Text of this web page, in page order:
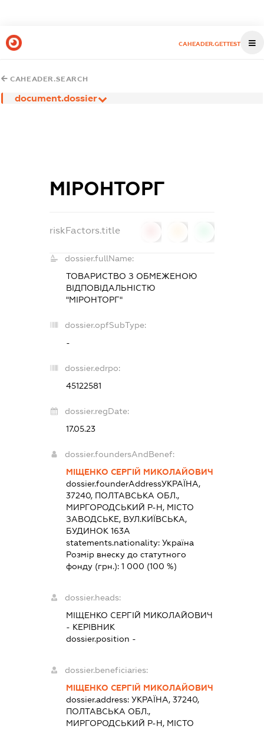
CAHEADER.GETTEST
CAHEADER.SEARCH
document.dossier
МІРОНТОРГ
riskFactors.title
dossier.fullName:
ТОВАРИСТВО З ОБМЕЖЕНОЮ
ВІДПОВІДАЛЬНІСТЮ
"МІРОНТОРГ"
dossier.opfSubType:
-
dossier.edrpo:
45122581
dossier.regDate:
17.05.23
dossier.foundersAndBenef:
МІЩЕНКО СЕРГІЙ МИКОЛАЙОВИЧ
dossier.founderAddressУКРАЇНА,
37240, ПОЛТАВСЬКА ОБЛ.,
МИРГОРОДСЬКИЙ Р-Н, МІСТО
ЗАВОДСЬКЕ, ВУЛ.КИЇВСЬКА,
БУДИНОК 163А
statements.nationality:Україна
Розмір внеску до статутного
фонду (грн.):1 000 (100 %)
dossier.heads:
МІЩЕНКО СЕРГІЙ МИКОЛАЙОВИЧ
- КЕРІВНИК
dossier.position -
dossier.beneficiaries:
МІЩЕНКО СЕРГІЙ МИКОЛАЙОВИЧ
dossier.address:УКРАЇНА, 37240,
ПОЛТАВСЬКА ОБЛ.,
МИРГОРОДСЬКИЙ Р-Н, МІСТО